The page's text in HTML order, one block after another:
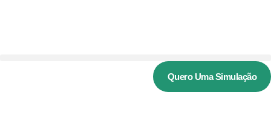
Quero Uma Simulação